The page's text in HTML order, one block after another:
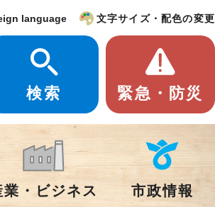
language 文字サイズ・配色の変更
検索 緊急・防災
業・ビジネス 市政情報